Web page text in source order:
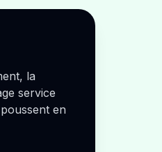
la
service
en